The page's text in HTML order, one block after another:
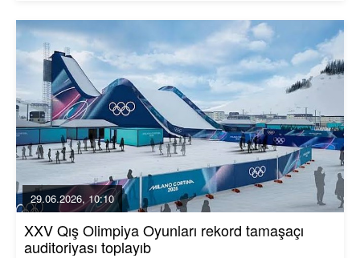
29.06.2026, 10:10
XXV Qış Olimpiya Oyunları rekord tamaşaçı
auditoriyası toplayıb